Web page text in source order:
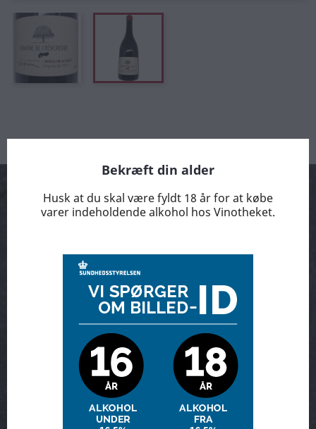
Smage kasser
Bekræft din alder
Husk at du skal være fyldt 18 år for at købe
varer indeholdende alkohol hos Vinotheket.